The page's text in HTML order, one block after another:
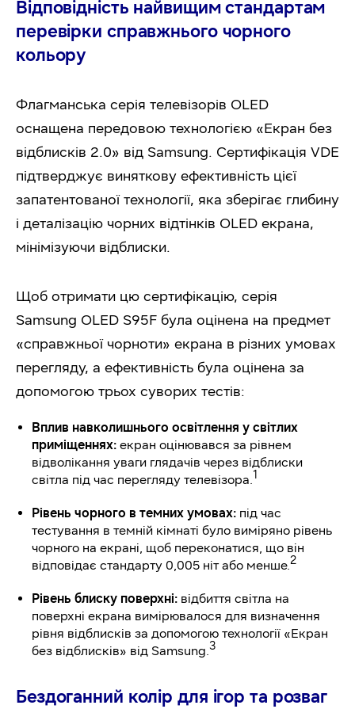
Відповідність найвищим стандартам
перевірки справжнього чорного
кольору
Флагманська серія телевізорів OLED
оснащена передовою технологією «Екран без
відблисків 2.0» від Samsung. Сертифікація VDE
підтверджує виняткову ефективність цієї
запатентованої технології, яка зберігає глибину
і деталізацію чорних відтінків OLED екрана,
мінімізуючи відблиски.
Щоб отримати цю сертифікацію, серія
Samsung OLED S95F була оцінена на предмет
«справжньої чорноти» екрана в різних умовах
перегляду, а ефективність була оцінена за
допомогою трьох суворих тестів:
Вплив навколишнього освітлення у світлих
приміщеннях: екран оцінювався за рівнем
відволікання уваги глядачів через відблиски
світла під час перегляду телевізора.1
Рівень чорного в темних умовах: під час
тестування в темній кімнаті було виміряно рівень
чорного на екрані, щоб переконатися, що він
відповідає стандарту 0,005 ніт або менше.2
Рівень блиску поверхні: відбиття світла на
поверхні екрана вимірювалося для визначення
рівня відблисків за допомогою технології «Екран
без відблисків» від Samsung.3
Бездоганний колір для ігор та розваг